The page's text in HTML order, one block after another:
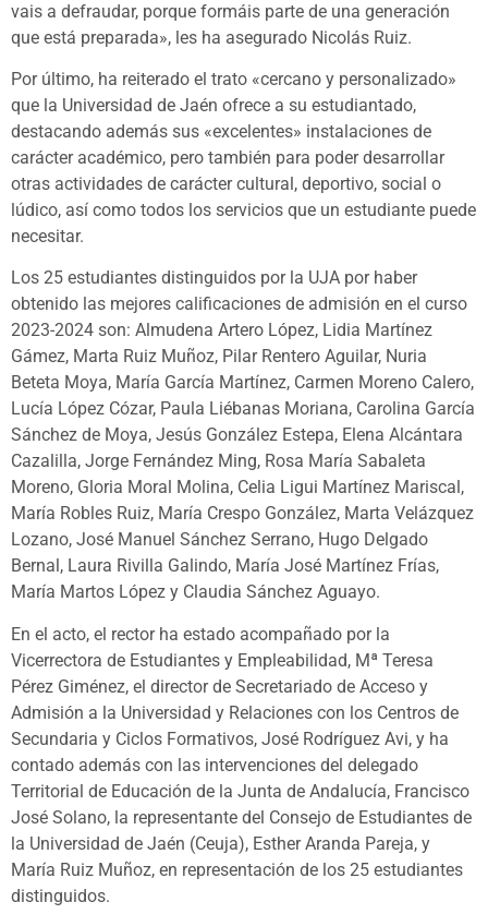
vais a defraudar, porque formáis parte de una generación
que está preparada», les ha asegurado Nicolás Ruiz.
Por último, ha reiterado el trato «cercano y personalizado»
que la Universidad de Jaén ofrece a su estudiantado,
destacando además sus «excelentes» instalaciones de
carácter académico, pero también para poder desarrollar
otras actividades de carácter cultural, deportivo, social o
lúdico, así como todos los servicios que un estudiante puede
necesitar.
Los 25 estudiantes distinguidos por la UJA por haber
obtenido las mejores calificaciones de admisión en el curso
2023-2024 son: Almudena Artero López, Lidia Martínez
Gámez, Marta Ruiz Muñoz, Pilar Rentero Aguilar, Nuria
Beteta Moya, María García Martínez, Carmen Moreno Calero,
Lucía López Cózar, Paula Liébanas Moriana, Carolina García
Sánchez de Moya, Jesús González Estepa, Elena Alcántara
Cazalilla, Jorge Fernández Ming, Rosa María Sabaleta
Moreno, Gloria Moral Molina, Celia Ligui Martínez Mariscal,
María Robles Ruiz, María Crespo González, Marta Velázquez
Lozano, José Manuel Sánchez Serrano, Hugo Delgado
Bernal, Laura Rivilla Galindo, María José Martínez Frías,
María Martos López y Claudia Sánchez Aguayo.
En el acto, el rector ha estado acompañado por la
Vicerrectora de Estudiantes y Empleabilidad, Mª Teresa
Pérez Giménez, el director de Secretariado de Acceso y
Admisión a la Universidad y Relaciones con los Centros de
Secundaria y Ciclos Formativos, José Rodríguez Avi, y ha
contado además con las intervenciones del delegado
Territorial de Educación de la Junta de Andalucía, Francisco
José Solano, la representante del Consejo de Estudiantes de
la Universidad de Jaén (Ceuja), Esther Aranda Pareja, y
María Ruiz Muñoz, en representación de los 25 estudiantes
distinguidos.